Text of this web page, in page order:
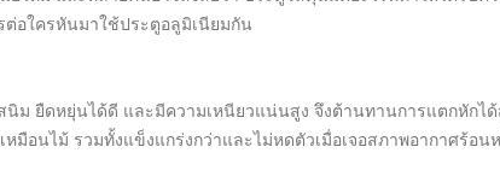
อใครหันมาใช้ประตูอลูมิเนียมกัน
ม ยืดหยุ่นได้ดี และมีความเหนียวแน่นสูง จึงต้านทานการแตกหักไ
มือนไม้ รวมทั้งแข็งแกร่งกว่าและไม่หดตัวเมื่อเจอสภาพอากาศร้อ